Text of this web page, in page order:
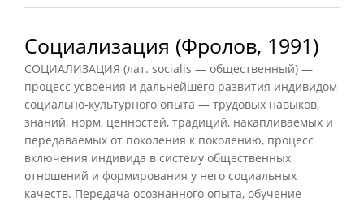
Социализация (Фролов, 1991)
СОЦИАЛИЗАЦИЯ (лат. socialis — общественный) —
процесс усвоения и дальнейшего развития индивидом
социально-культурного опыта — трудовых навыков,
знаний, норм, ценностей, традиций, накапливаемых и
передаваемых от поколения к поколению, процесс
включения индивида в систему общественных
отношений и формирования у него социальных
качеств. Передача осознанного опыта, обучение